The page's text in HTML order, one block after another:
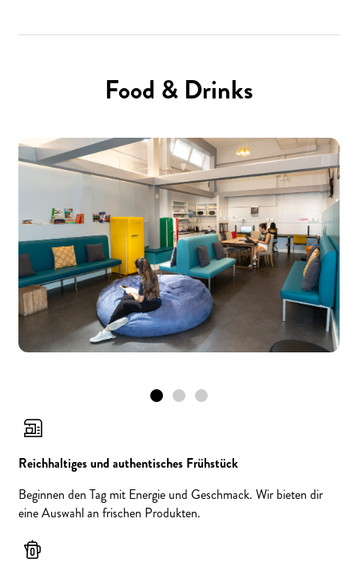
Food & Drinks
Reichhaltiges und authentisches Frühstück
Beginnen den Tag mit Energie und Geschmack. Wir bieten dir
eine Auswahl an frischen Produkten.